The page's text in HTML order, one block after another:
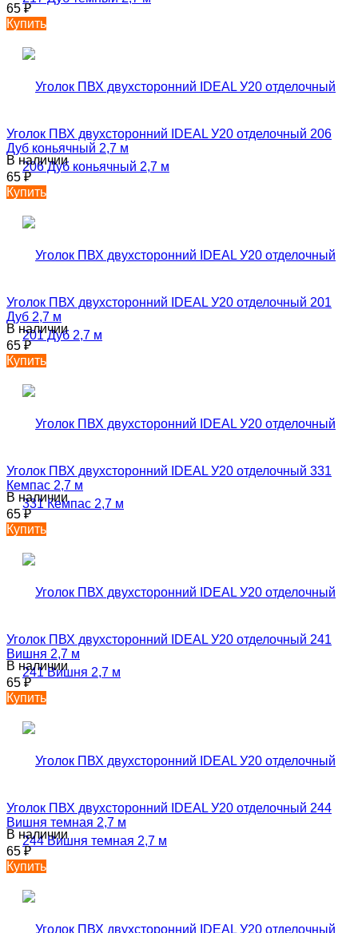
65₽
Купить
Уголок ПВХ двухсторонний IDEAL У20 отделочный 206
Дуб коньячный 2,7 м
В наличии
65₽
Купить
Уголок ПВХ двухсторонний IDEAL У20 отделочный 201
Дуб 2,7 м
В наличии
65₽
Купить
Уголок ПВХ двухсторонний IDEAL У20 отделочный 331
Кемпас 2,7 м
В наличии
65₽
Купить
Уголок ПВХ двухсторонний IDEAL У20 отделочный 241
Вишня 2,7 м
В наличии
65₽
Купить
Уголок ПВХ двухсторонний IDEAL У20 отделочный 244
Вишня темная 2,7 м
В наличии
65₽
Купить